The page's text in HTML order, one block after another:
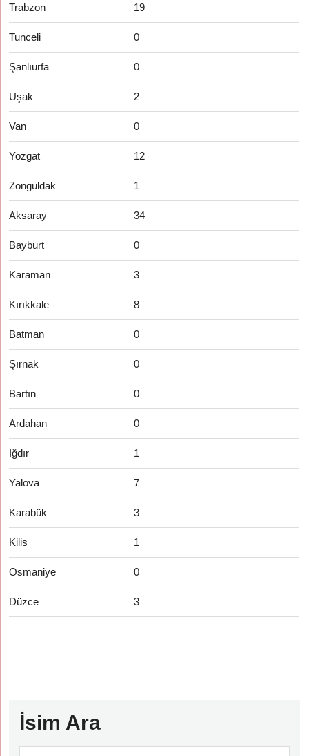
Trabzon 19
Tunceli 0
Şanlıurfa 0
Uşak 2
Van 0
Yozgat 12
Zonguldak 1
Aksaray 34
Bayburt 0
Karaman 3
Kırıkkale 8
Batman 0
Şırnak 0
Bartın 0
Ardahan 0
Iğdır 1
Yalova 7
Karabük 3
Kilis 1
Osmaniye 0
Düzce 3
İsim Ara